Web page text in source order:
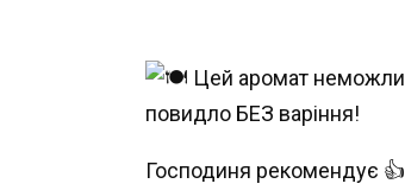
Господиня рекомендує 👍